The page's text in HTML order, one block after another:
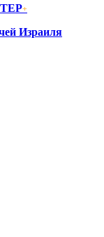
+
Израиля